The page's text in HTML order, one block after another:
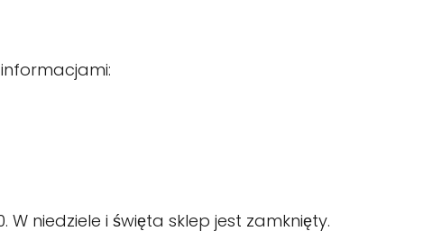
niedziele i święta sklep jest zamknięty.